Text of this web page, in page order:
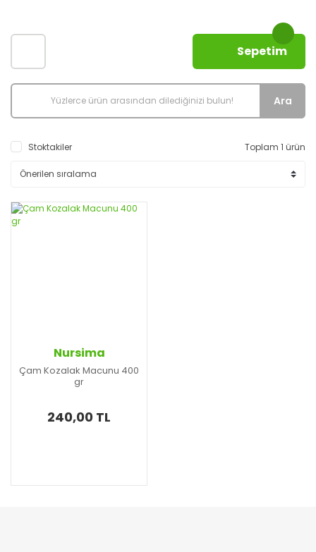
Ara
Sepetim
Stoktakiler Toplam 1 ürün
Nursima
Çam Kozalak Macunu 400
gr
240,00 TL